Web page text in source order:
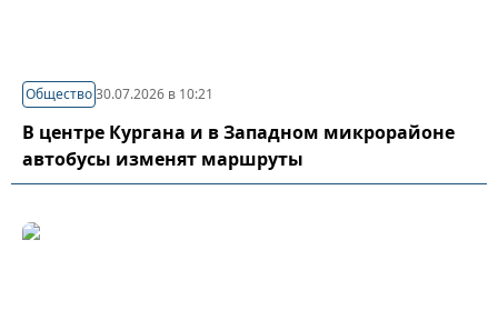
Общество30.07.2026 в 10:21
В центре Кургана и в Западном микрорайоне
автобусы изменят маршруты